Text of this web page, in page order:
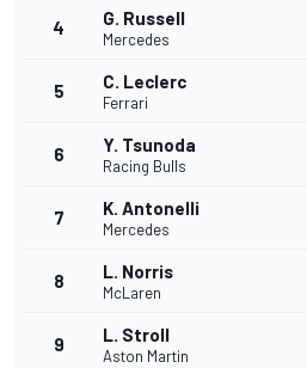
4 G. Russell
Mercedes
5 C. Leclerc
Ferrari
6 Y. Tsunoda
Racing Bulls
7 K. Antonelli
Mercedes
8 L. Norris
McLaren
9 L. Stroll
Aston Martin